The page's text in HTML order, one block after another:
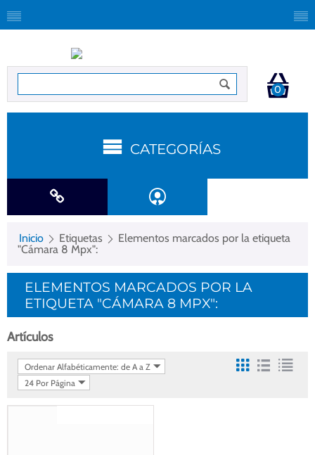
0
CATEGORÍAS
Inicio Etiquetas
Elementos marcados por la etiqueta
"Cámara 8 Mpx":
ELEMENTOS MARCADOS POR LA
ETIQUETA "CÁMARA 8 MPX":
Artículos
Ordenar Alfabéticamente: de A a Z
24 Por Página